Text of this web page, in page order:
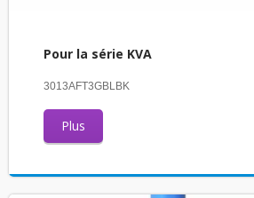
Pour la série KVA
3013AFT3GBLBK
Plus